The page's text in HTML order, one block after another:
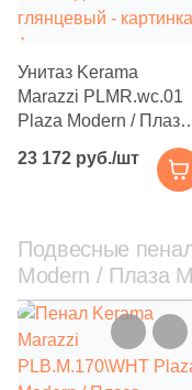
Унитаз Kerama
Marazzi PLMR.wc.01
Plaza Modern / Плаза
Модерн напольный
безободковый белый
23 172 руб./шт
Подвесные
Modern / Плаза